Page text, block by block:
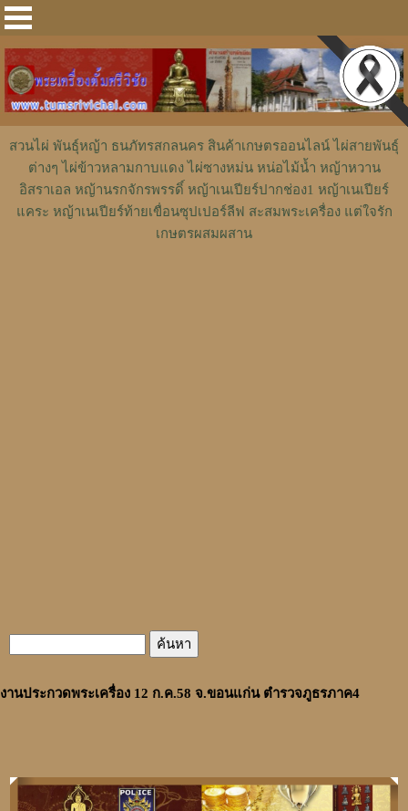
สวนไผ่ พันธุ์หญ้า ธนภัทรสกลนคร สินค้าเกษตรออนไลน์ ไผ่สายพันธุ์
ต่างๆ ไผ่ข้าวหลามกาบแดง ไผ่ซางหม่น หน่อไม้น้ำ หญ้าหวาน
อิสราเอล หญ้านรกจักรพรรดิ์ หญ้าเนเปียร์ปากช่อง1 หญ้าเนเปียร์
แคระ หญ้าเนเปียร์ท้ายเขื่อนซุปเปอร์ลีฟ สะสมพระเครื่อง แต่ใจรัก
เกษตรผสมผสาน
งานประกวดพระเครื่อง 12 ก.ค.58 จ.ขอนแก่น ตำรวจภูธรภาค4